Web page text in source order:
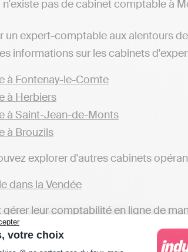
votre choix
Gestion du Consentement :
pas de cabinet comptable à
un expert-comptable aux alentours
informations sur les cabinets
à Fontenay-le-Comte
à Herbiers
à Saint-Jean-de-Monts
à Brouzils
explorer d'autres cabinets
dans la Vendée
leur comptabilité en ligne de
Ces plateformes vous offrent la
comptable, une alternative